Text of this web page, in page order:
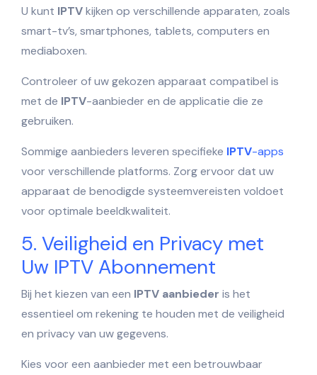
U kunt IPTVkijken op verschillende apparaten, zoals
smart-tv’s, smartphones, tablets, computers en
mediaboxen.
Controleer of uw gekozen apparaat compatibel is
met de IPTV-aanbieder en de applicatie die ze
gebruiken.
Sommige aanbieders leveren specifieke IPTV-apps
voor verschillende platforms. Zorg ervoor dat uw
apparaat de benodigde systeemvereisten voldoet
voor optimale beeldkwaliteit.
5. Veiligheid en Privacy met
Uw IPTV Abonnement
Bij het kiezen van een IPTV aanbieder is het
essentieel om rekening te houden met de veiligheid
en privacy van uw gegevens.
Kies voor een aanbieder met een betrouwbaar